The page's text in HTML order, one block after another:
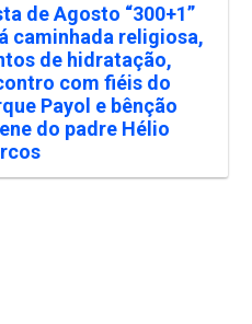
de Agosto “300+1”
caminhada religiosa,
de hidratação,
com fiéis do
Payol e bênção
do padre Hélio